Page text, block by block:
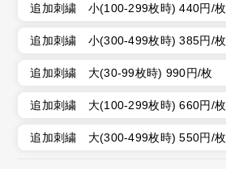
追加刺繍 小(100-299枚時) 440円/枚
追加刺繍 小(300-499枚時) 385円/枚
追加刺繍 大(30-99枚時) 990円/枚
追加刺繍 大(100-299枚時) 660円/枚
追加刺繍 大(300-499枚時) 550円/枚